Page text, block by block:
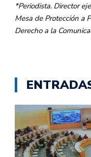
*Periodista. Director
Mesa de Protección a
Derecho a la